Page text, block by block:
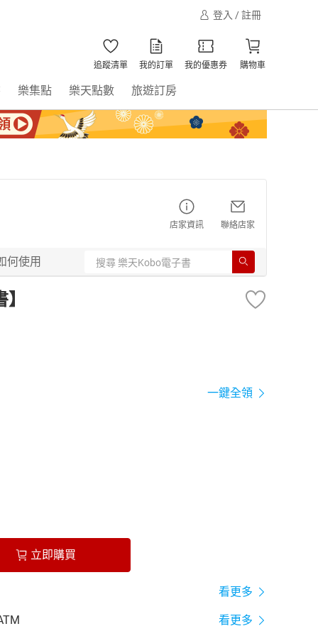
登入 / 註冊
追蹤清單 我的訂單 我的優惠券 購物車
樂集點 樂天點數 旅遊訂房
店家資訊 聯絡店家
何使用
一鍵全領
立即購買
看更多
看更多